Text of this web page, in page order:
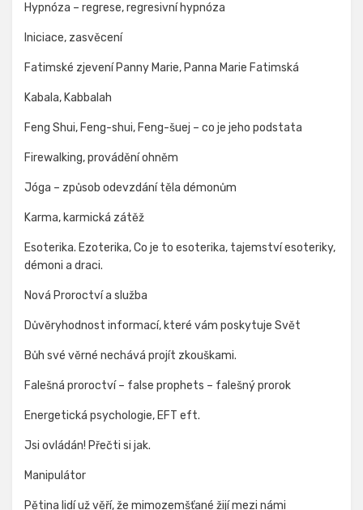
Hypnóza – regrese, regresivní hypnóza
Iniciace, zasvěcení
Fatimské zjevení Panny Marie, Panna Marie Fatimská
Kabala, Kabbalah
Feng Shui, Feng-shui, Feng-šuej – co je jeho podstata
Firewalking, provádění ohněm
Jóga – způsob odevzdání těla démonům
Karma, karmická zátěž
Esoterika. Ezoterika, Co je to esoterika, tajemství esoteriky,
démoni a draci.
Nová Proroctví a služba
Důvěryhodnost informací, které vám poskytuje Svět
Bůh své věrné nechává projít zkouškami.
Falešná proroctví – false prophets – falešný prorok
Energetická psychologie, EFT eft.
Jsi ovládán! Přečti si jak.
Manipulátor
Pětina lidí už věří, že mimozemšťané žijí mezi námi